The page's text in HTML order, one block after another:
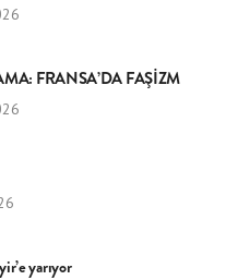
FRANSA’DA FAŞİZM
yarıyor